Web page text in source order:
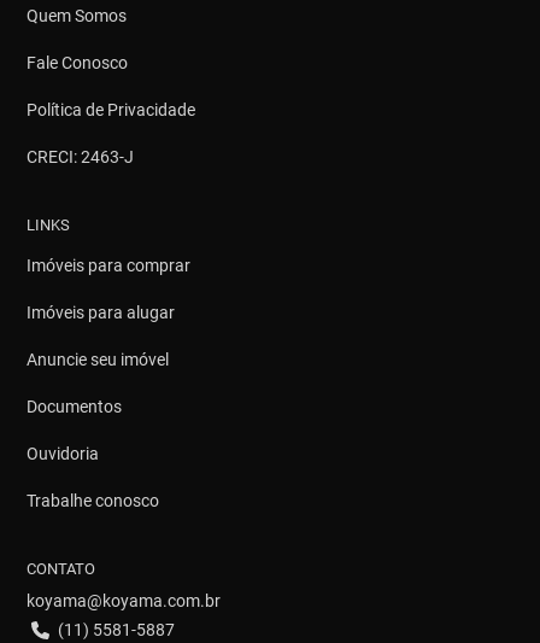
Quem Somos
Fale Conosco
Política de Privacidade
CRECI: 2463-J
LINKS
Imóveis para comprar
Imóveis para alugar
Anuncie seu imóvel
Documentos
Ouvidoria
Trabalhe conosco
CONTATO
koyama@koyama.com.br
(11) 5581-5887